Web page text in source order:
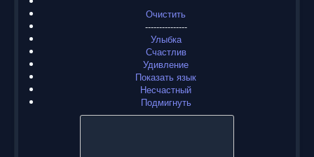
Очистить
---------------
Улыбка
Счастлив
Удивление
Показать язык
Несчастный
Подмигнуть